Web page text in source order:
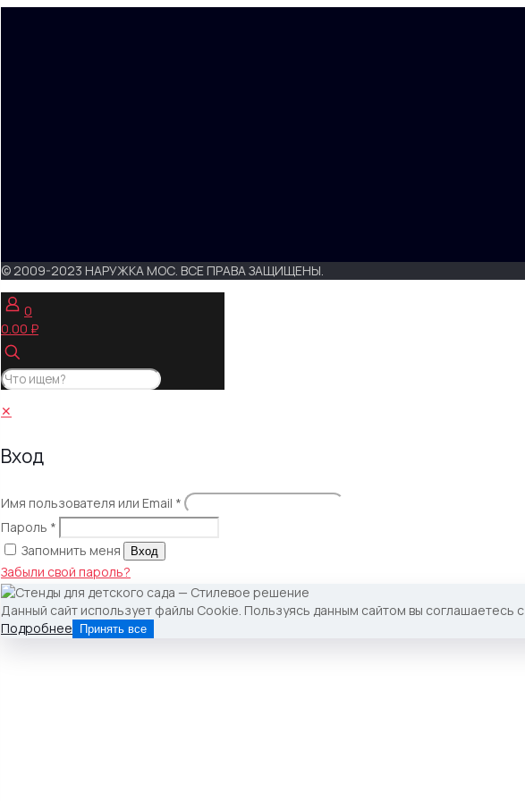
© 2009-2023 НАРУЖКА МОС. ВСЕ ПРАВА ЗАЩИЩЕНЫ.
0
0.00 ₽
✕
Вход
Имя пользователя или Email *
Пароль *
Запомнить меня
Вход
Забыли свой пароль?
Данный сайт использует файлы Cookie. Пользуясь данным сайтом вы соглашаетесь с
Подробнее
Принять все